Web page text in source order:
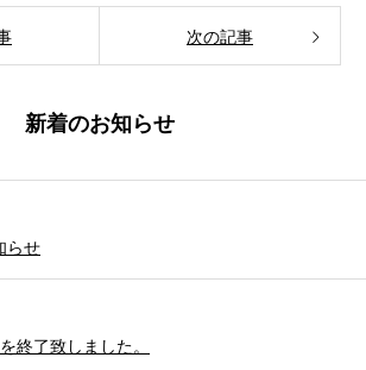
次の記事
新着のお知らせ
らせ
終了致しました。